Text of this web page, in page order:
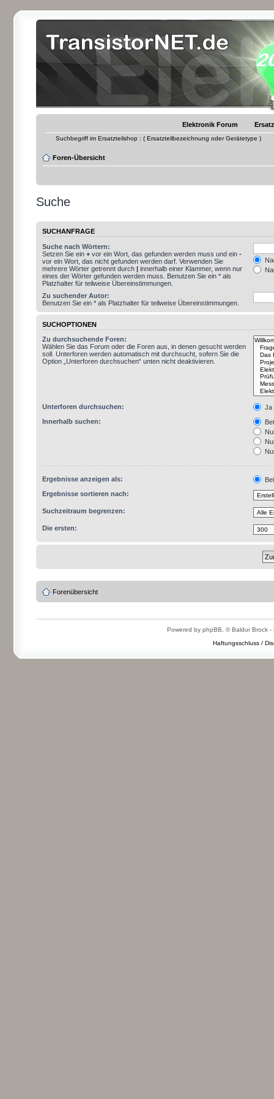
Elektronik Forum
Suchbegriff im Ersatzteilshop : ( Ersatzteilbezeichnung oder Gerätetype )
Foren-Übersicht
Suche
SUCHANFRAGE
Suche nach Wörtern:
Setzen Sie ein + vor ein Wort, das gefunden werden muss und ein -
vor ein Wort, das nicht gefunden werden darf. Verwenden Sie
mehrere Wörter getrennt durch | innerhalb einer Klammer, wenn nur
eines der Wörter gefunden werden muss. Benutzen Sie ein * als
Platzhalter für teilweise Übereinstimmungen.
Zu suchender Autor:
Benutzen Sie ein * als Platzhalter für teilweise Übereinstimmungen.
SUCHOPTIONEN
Zu durchsuchende Foren:
Wählen Sie das Forum oder die Foren aus, in denen gesucht werden
soll. Unterforen werden automatisch mit durchsucht, sofern Sie die
Option „Unterforen durchsuchen“ unten nicht deaktivieren.
Unterforen durchsuchen:
Ja
Innerhalb suchen:
Ergebnisse anzeigen als:
Ergebnisse sortieren nach:
Suchzeitraum begrenzen:
Die ersten:
Forenübersicht
Powered by phpBB, © Baldur Brock -
Haftungsschluss /